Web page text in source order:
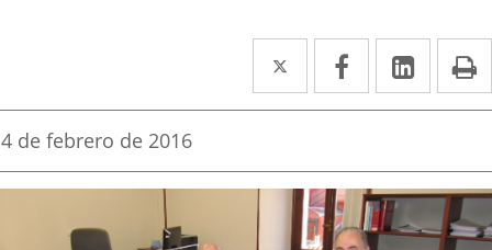
Twitter
Enlace
a
aplicación
externa.
Facebook
Enlace
a
aplicación
externa.
Enlace
a
Fecha
la
4 de febrero de 2016